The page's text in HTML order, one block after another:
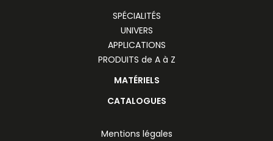
SPÉCIALITÉS
UNIVERS
APPLICATIONS
PRODUITS de A à Z
MATÉRIELS
CATALOGUES
Mentions légales